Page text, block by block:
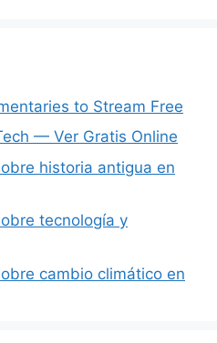
to Stream Free
— Ver Gratis Online
historia antigua en
tecnología y
cambio climático en